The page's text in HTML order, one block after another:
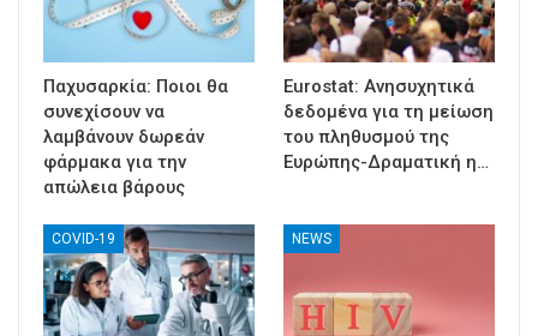
Παχυσαρκία: Ποιοι θα
συνεχίσουν να
λαμβάνουν δωρεάν
φάρμακα για την
απώλεια βάρους
Eurostat: Ανησυχητικά
δεδομένα για τη μείωση
του πληθυσμού της
Ευρώπης-Δραματική η…
COVID-19 NEWS